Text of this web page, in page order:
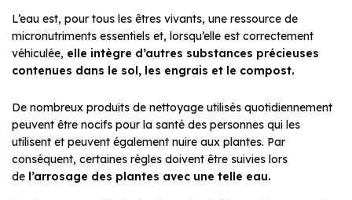
L’eau est, pour tous les êtres vivants, une ressource de
micronutriments essentiels et, lorsqu’elle est correctement
véhiculée, elle intègre d’autres substances précieuses
contenues dans le sol, les engrais et le compost.
De nombreux produits de nettoyage utilisés quotidiennement
peuvent être nocifs pour la santé des personnes qui les
utilisent et peuvent également nuire aux plantes. Par
conséquent, certaines règles doivent être suivies lors
de l’arrosage des plantes avec une telle eau.